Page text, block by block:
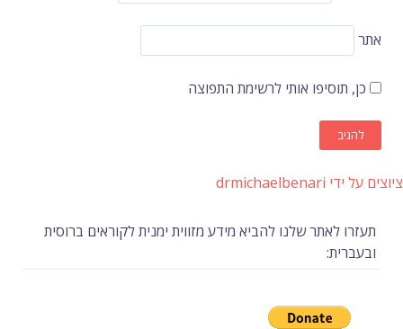
אתר
כן, תוסיפו אותי לרשימת התפוצה
ציוצים על ידי drmichaelbenari
תעזרו לאתר שלנו להביא מידע מזווית ימנית לקוראים ברוסית
ובעברית: